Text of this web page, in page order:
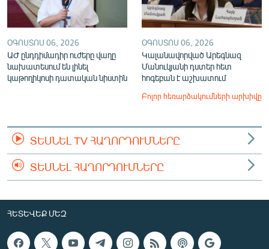
ՕԳՈՍՏՈՍ 06, 2026
ԱԺ ընդդիմադիր ուժերը վաղը
նախատեսում են լինել
կաթողիկոսի դատական նիստին
ՕԳՈՍՏՈՍ 06, 2026
Կալանավորված Արեգնազ
Մանուկյանի դստեր հետ
հոգեբան է աշխատում
Բոլոր հեռարձակումների արխիվը
ՏԵՍՆԵԼ TV ՀԱՂՈՐԴՈՒՄՆԵՐԸ
ՏԵՍՆԵԼ ՀԱՂՈՐԴՈՒՄՆԵՐԸ
ՀԵՏԵՎԵՔ ՄԵԶ